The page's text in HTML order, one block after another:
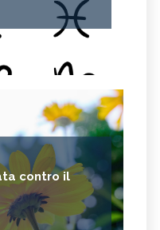
contro il